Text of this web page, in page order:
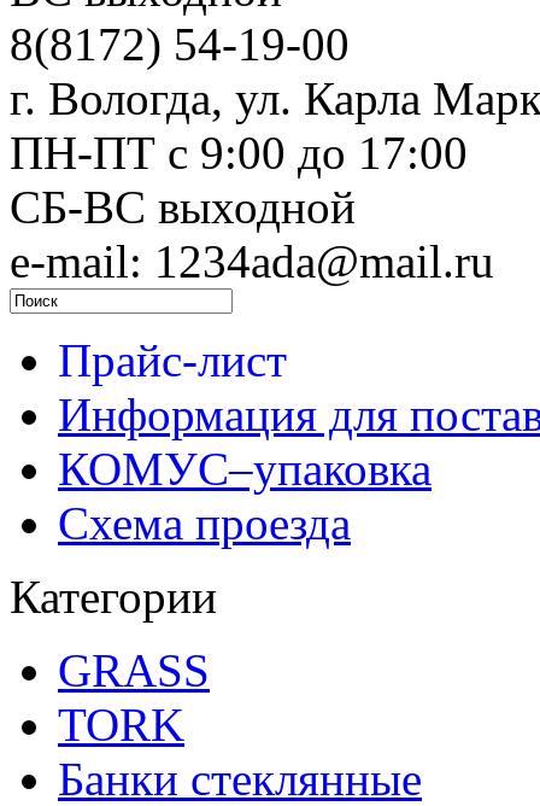
8(8172) 54-19-00
г. Вологда, ул. Карла
ПН-ПТ c 9:00 до 17:00
СБ-ВС выходной
e-mail: 1234ada@mail.ru
Прайс-лист
Информация для
КОМУС–упаковка
Схема проезда
Категории
GRASS
TORK
Банки стеклянные